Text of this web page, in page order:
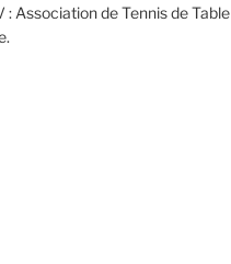
: Association de Tennis de Table